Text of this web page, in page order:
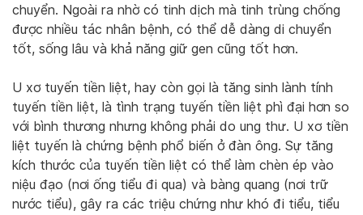
chuyển. Ngoài ra nhờ có tinh dịch mà tinh trùng chống
được nhiều tác nhân bệnh, có thể dễ dàng di chuyển
tốt, sống lâu và khả năng giữ gen cũng tốt hơn.
U xơ tuyến tiền liệt, hay còn gọi là tăng sinh lành tính
tuyến tiền liệt, là tình trạng tuyến tiền liệt phì đại hơn so
với bình thương nhưng không phải do ung thư. U xơ tiền
liệt tuyến là chứng bệnh phổ biến ở đàn ông. Sự tăng
kích thước của tuyến tiền liệt có thể làm chèn ép vào
niệu đạo (nơi ống tiểu đi qua) và bàng quang (nơi trữ
nước tiểu), gây ra các triệu chứng như khó đi tiểu, tiểu